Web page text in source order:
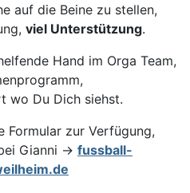
auf die Beine zu stellen,
viel Unterstützung.
Hand im Orga Team,
wo Du Dich siehst.
Formular zur Verfügung,
Gianni -> fussball-